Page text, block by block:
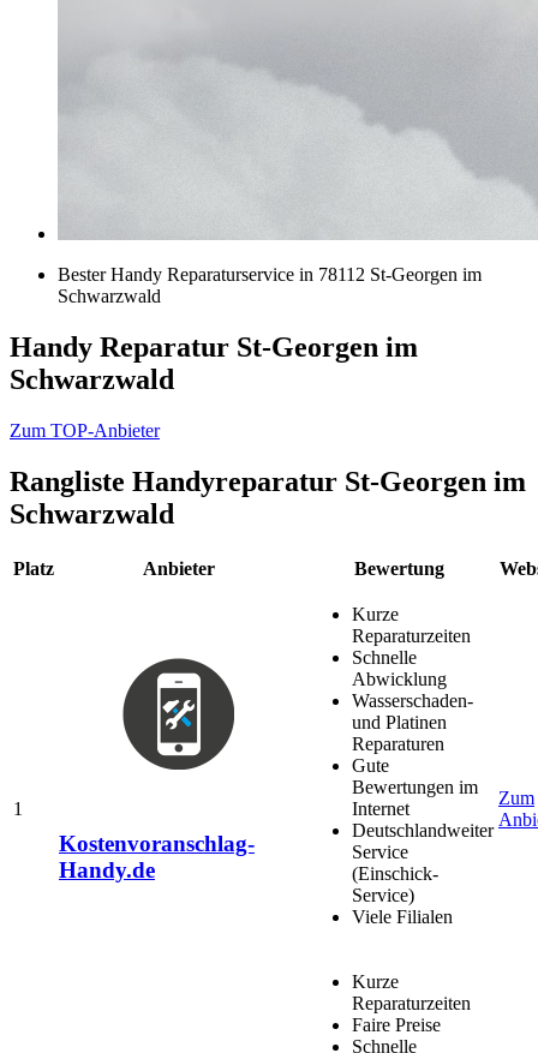
Bester Handy Reparaturservice in 78112 St-Georgen im
Schwarzwald
Handy Reparatur St-Georgen im
Schwarzwald
Zum TOP-Anbieter
Rangliste Handyreparatur St-Georgen im
Schwarzwald
Platz Anbieter Bewertung
1
Kostenvoranschlag-
Handy.de
Kurze
Reparaturzeiten
Schnelle
Abwicklung
Wasserschaden-
und Platinen
Reparaturen
Gute
Bewertungen im
Internet
Deutschlandweiter
Service
(Einschick-
Service)
Viele Filialen
Zum
Kurze
Reparaturzeiten
Faire Preise
Schnelle